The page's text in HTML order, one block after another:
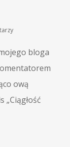
bloga
ową
„Ciągłość